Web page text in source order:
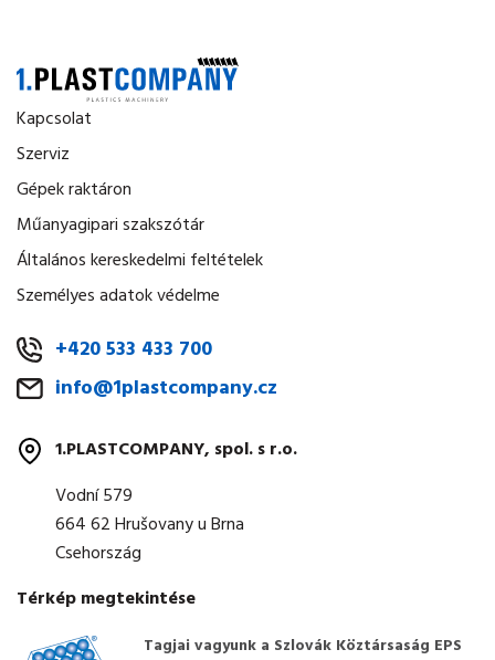
Kapcsolat
Szerviz
Gépek raktáron
Műanyagipari szakszótár
Általános kereskedelmi feltételek
Személyes adatok védelme
+420 533 433 700
info@1plastcompany.cz
1.PLASTCOMPANY, spol. s r.o.
Vodní 579
664 62 Hrušovany u Brna
Csehország
Térkép megtekintése
Tagjai vagyunk a Szlovák Köztársaság EPS